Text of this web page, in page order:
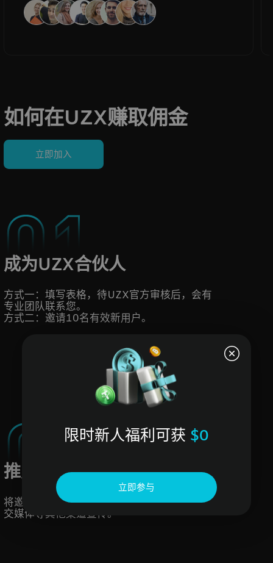
如何在UZX赚取佣金
立即加入
成为UZX合伙人
方式一：填写表格，待UZX官方审核后，会有
专业团队联系您。
方式二：邀请10名有效新用户。
推广UZX
将邀请链接或邀请码分享给你的好友，或在社
交媒体等其他渠道宣传。
限时新人福利可获 $0
立即参与